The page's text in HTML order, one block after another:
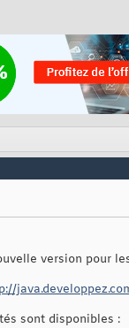
version pour
sont disponibles :